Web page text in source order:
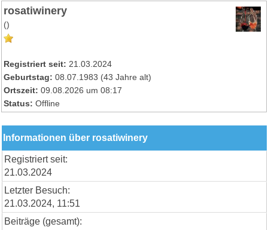
rosatiwinery
()
Registriert seit: 21.03.2024
Geburtstag: 08.07.1983 (43 Jahre alt)
Ortszeit: 09.08.2026 um 08:17
Status: Offline
Informationen über rosatiwinery
Registriert seit:
21.03.2024
Letzter Besuch:
21.03.2024, 11:51
Beiträge (gesamt):